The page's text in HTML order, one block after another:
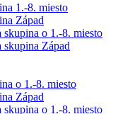
1.-8. miesto
Západ
o 1.-8. miesto
Západ
o 1.-8. miesto
Západ
o 1.-8. miesto